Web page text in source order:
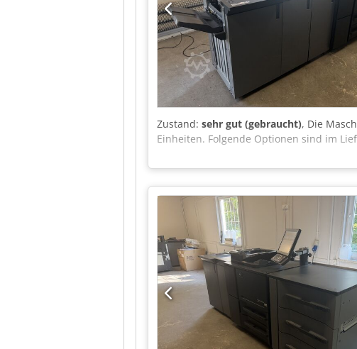
Zustand: sehr gut (gebraucht), Die
Einheiten. Folgende Optionen sind im